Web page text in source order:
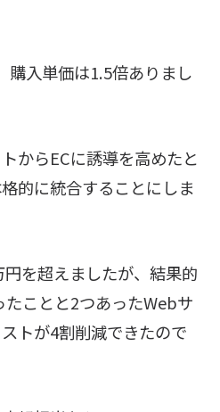
購入単価は1.5倍ありまし
からECに誘導を高めたと
的に統合することにしま
を超えましたが、結果的
たことと2つあったWebサ
トが4割削減できたので